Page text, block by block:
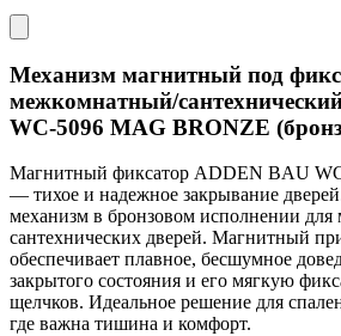
Механизм магнитный под
межкомнатный/
WC-5096 MAG BRONZE
Магнитный фиксатор ADDEN BAU
— тихое и надежное закрывание
механизм в бронзовом исполнении
сантехнических дверей. Магнитный
обеспечивает плавное, бесшумное
закрытого состояния и его мягкую
щелчков. Идеальное решение для
где важна тишина и комфорт.